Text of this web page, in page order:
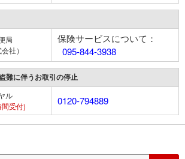
局
社）
保険サービスについて：
095-844-3938
難に伴うお取引の停止
ル
間受付)
0120-794889